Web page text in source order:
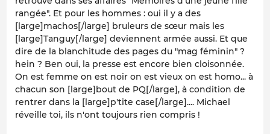
rangée". Et pour les hommes : oui il y a des
[large]machos[/large] bruleurs de sœur mais les
[large]Tanguy[/large] deviennent armée aussi. Et que
dire de la blanchitude des pages du "mag féminin" ?
hein ? Ben oui, la presse est encore bien cloisonnée.
On est femme on est noir on est vieux on est homo... à
chacun son [large]bout de PQ[/large], à condition de
rentrer dans la [large]p'tite case[/large].... Michael
réveille toi, ils n'ont toujours rien compris !